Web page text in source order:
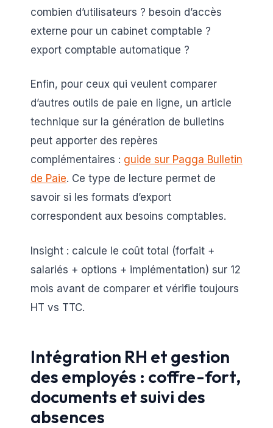
combien d’utilisateurs ? besoin d’accès
externe pour un cabinet comptable ?
export comptable automatique ?
Enfin, pour ceux qui veulent comparer
d’autres outils de paie en ligne, un article
technique sur la génération de bulletins
peut apporter des repères
complémentaires : guide sur Pagga Bulletin
de Paie. Ce type de lecture permet de
savoir si les formats d’export
correspondent aux besoins comptables.
Insight : calcule le coût total (forfait +
salariés + options + implémentation) sur 12
mois avant de comparer et vérifie toujours
HT vs TTC.
Intégration RH et gestion
des employés : coffre-fort,
documents et suivi des
absences